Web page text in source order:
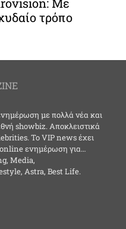
τρόπο
με πολλά νέα και
showbiz. Αποκλειστικά
Το VIP news έχει
ενημέρωση για…
Media,
Astra, Best Life.